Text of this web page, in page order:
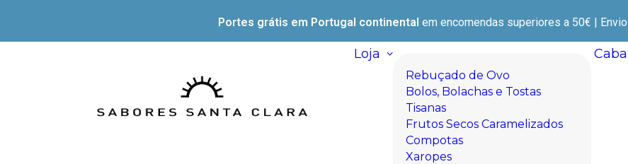
Portes grátis em Portugal continental em encomendas superiores a 50€ |
Loja
Rebuçado de Ovo
Bolos, Bolachas e Tostas
Tisanas
Frutos Secos Caramelizados
Compotas
Xaropes